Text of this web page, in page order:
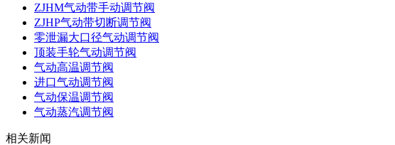
ZJHM气动带手动调节阀
ZJHP气动带切断调节阀
零泄漏大口径气动调节阀
顶装手轮气动调节阀
气动高温调节阀
进口气动调节阀
气动保温调节阀
气动蒸汽调节阀
相关新闻